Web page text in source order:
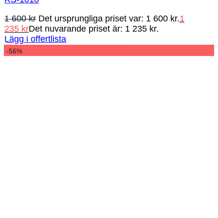
1 600kr Det ursprungliga priset var: 1 600 kr.1
235 krDet nuvarande priset är: 1 235 kr.
Lägg i offertlista
-56%